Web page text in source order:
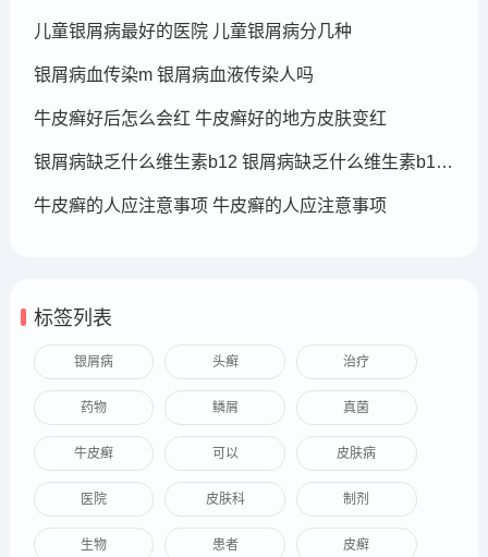
儿童银屑病最好的医院 儿童银屑病分几种
银屑病血传染m 银屑病血液传染人吗
牛皮癣好后怎么会红 牛皮癣好的地方皮肤变红
银屑病缺乏什么维生素b12 银屑病缺乏什么维生素b12可以补充
牛皮癣的人应注意事项 牛皮癣的人应注意事项
标签列表
银屑病 头癣 治疗
药物 鳞屑 真菌
牛皮癣 可以 皮肤病
医院 皮肤科 制剂
生物 患者 皮癣